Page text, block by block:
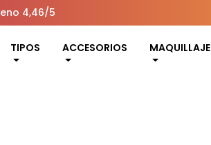
4,46/5
TIPOS ACCESORIOS MAQUILLAJE